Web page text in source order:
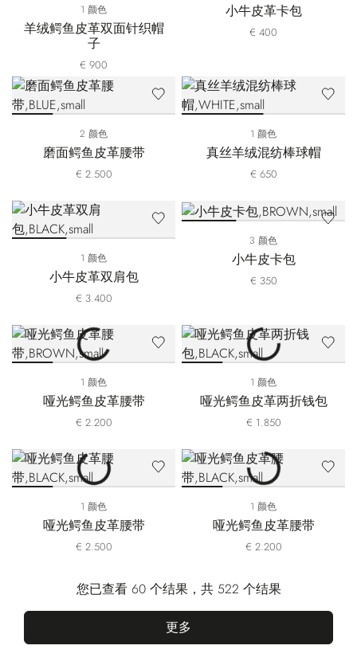
1 颜色
羊绒鳄鱼皮革双面针织帽
子
€ 900
小牛皮革卡包
€ 400
2 颜色
磨面鳄鱼皮革腰带
€ 2.500
1 颜色
真丝羊绒混纺棒球帽
€ 650
1 颜色
小牛皮革双肩包
€ 3.400
3 颜色
小牛皮卡包
€ 350
1 颜色
哑光鳄鱼皮革腰带
€ 2.200
1 颜色
哑光鳄鱼皮革两折钱包
€ 1.850
1 颜色
哑光鳄鱼皮革腰带
€ 2.500
1 颜色
哑光鳄鱼皮革腰带
€ 2.200
您已查看 60 个结果，共 522 个结果
更多